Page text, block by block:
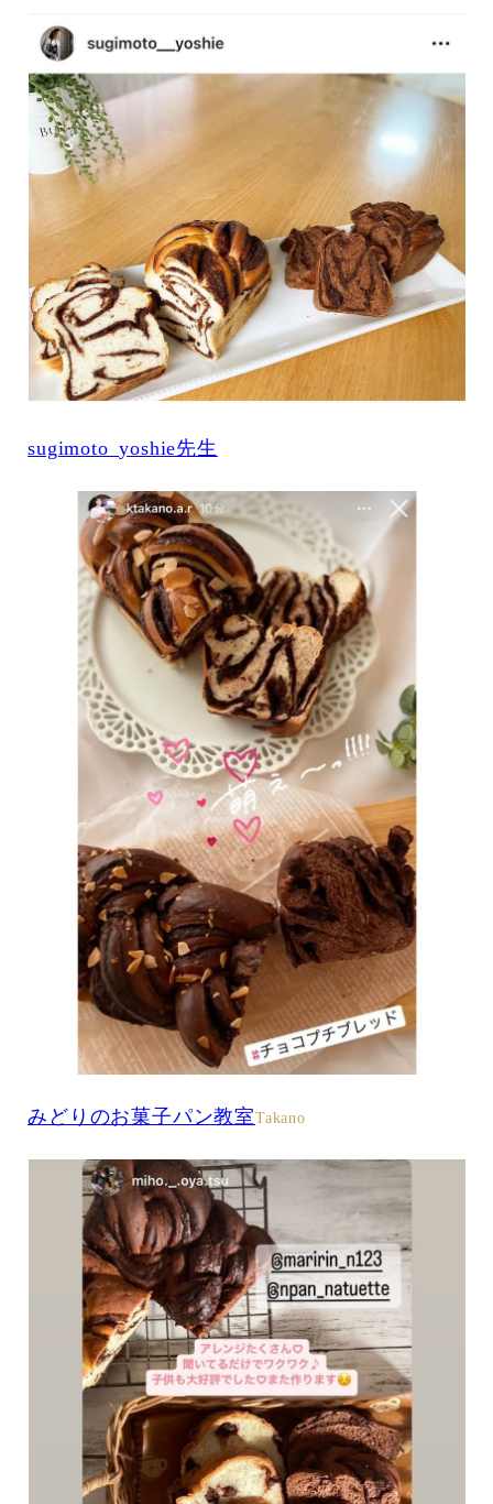
sugimoto_yoshie先生
みどりのお菓子パン教室Takano